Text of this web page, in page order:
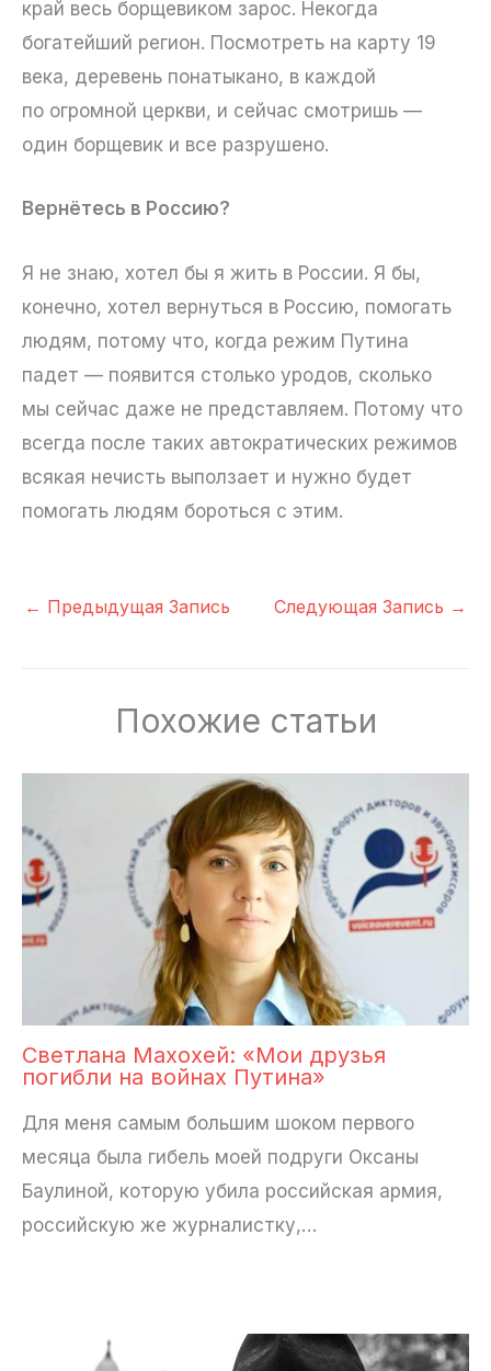
край весь борщевиком зарос. Некогда
богатейший регион. Посмотреть на карту 19
века, деревень понатыкано, в каждой
по огромной церкви, и сейчас смотришь —
один борщевик и все разрушено.
Вернётесь в Россию?
Я не знаю, хотел бы я жить в России. Я бы,
конечно, хотел вернуться в Россию, помогать
людям, потому что, когда режим Путина
падет — появится столько уродов, сколько
мы сейчас даже не представляем. Потому что
всегда после таких автократических режимов
всякая нечисть выползает и нужно будет
помогать людям бороться с этим.
← Предыдущая Запись Следующая Запись →
Похожие статьи
Светлана Махохей: «Мои друзья
погибли на войнах Путина»
Для меня самым большим шоком первого
месяца была гибель моей подруги Оксаны
Баулиной, которую убила российская армия,
российскую же журналистку,…